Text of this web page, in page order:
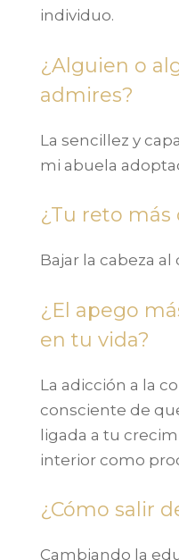
individuo.
¿Alguien o
admires?
La sencillez y
mi abuela
¿Tu reto más
Bajar la cabeza al
¿El apego
en tu vida?
La adicción a la
consciente de
ligada a tu
interior como
¿Cómo salir
Cambiando la